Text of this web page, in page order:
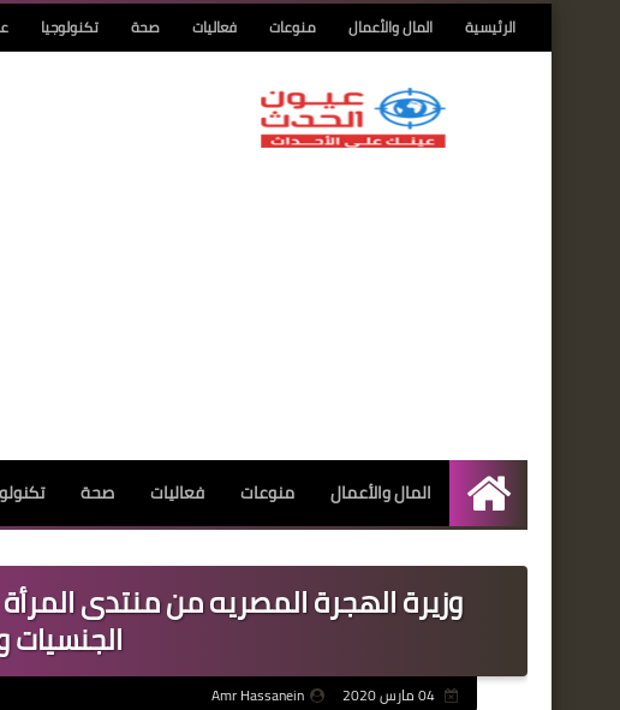
الرئيسية المال والأعمال منوعات فعاليات صحة تكنولوجيا
الرئيسية
المال والأعمال منوعات فعاليات صحة
وزيرة الهجرة المصريه من منتدى
الجنسيات
Amr Hassanein